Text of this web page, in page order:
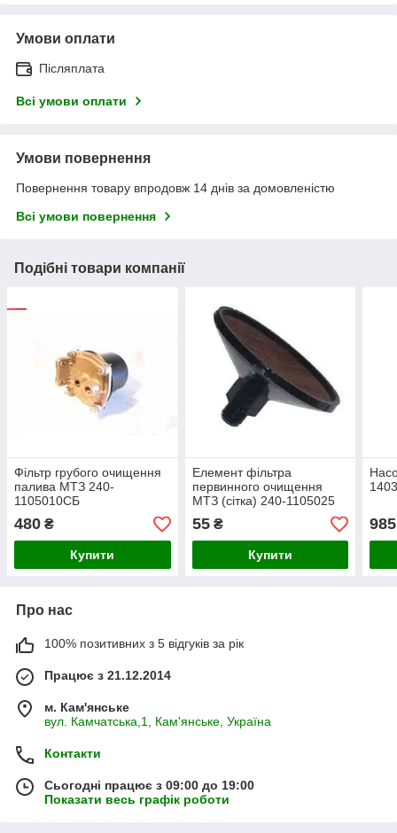
Умови оплати
Післяплата
Всі умови оплати
Умови повернення
Повернення товару впродовж 14 днів за домовленістю
Всі умови повернення
Подібні товари компанії
Фільтр грубого очищення
палива МТЗ 240-
1105010СБ
480 ₴
Купити
Елемент фільтра
первинного очищення
МТЗ (сітка) 240-1105025
55₴
Купити
985
Про нас
100% позитивних з 5 відгуків за рік
Працює з 21.12.2014
м. Кам'янське
вул. Камчатська,1, Кам'янське, Україна
Контакти
Сьогодні працює з 09:00 до 19:00
Показати весь графік роботи